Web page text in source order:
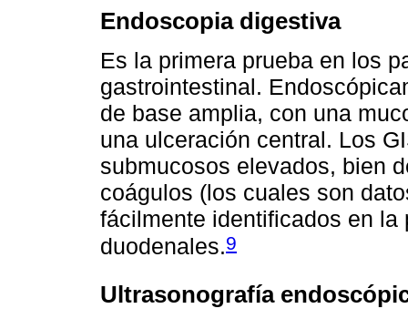
Endoscopia digestiva
Es la primera prueba en los
gastrointestinal.
de base amplia, con una
una ulceración central. Los
submucosos elevados, bien
coágulos (los cuales son
fácilmente identificados en la
duodenales.9
Ultrasonografía